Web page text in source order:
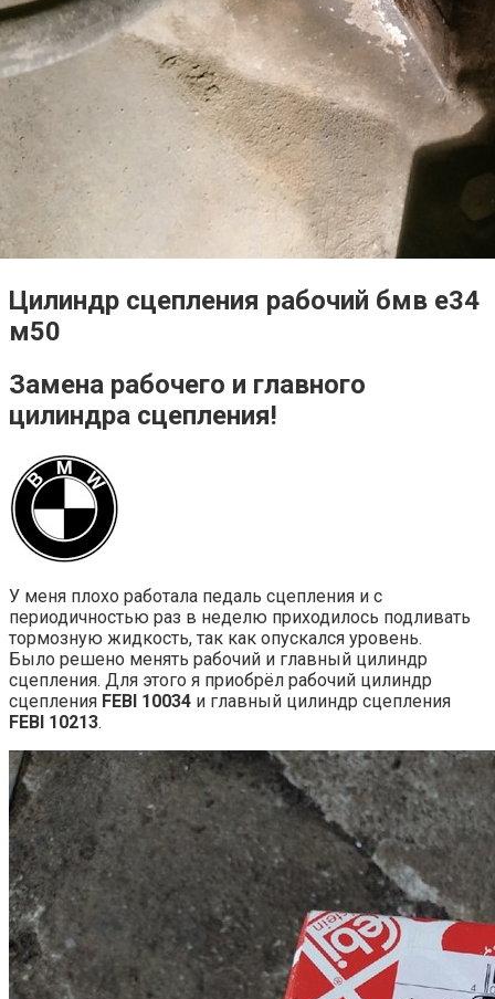
Цилиндр сцепления рабочий бмв е34
м50
Замена рабочего и главного
цилиндра сцепления!
У меня плохо работала педаль сцепления и с
периодичностью раз в неделю приходилось подливать
тормозную жидкость, так как опускался уровень.
Было решено менять рабочий и главный цилиндр
сцепления. Для этого я приобрёл рабочий цилиндр
сцепления FEBI 10034 и главный цилиндр сцепления
FEBI 10213.